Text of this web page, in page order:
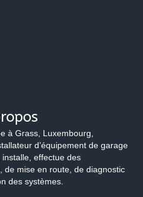
à Grass, Luxembourg,
d’équipement de garage
installe, effectue des
de mise en route, de diagnostic
des systèmes.